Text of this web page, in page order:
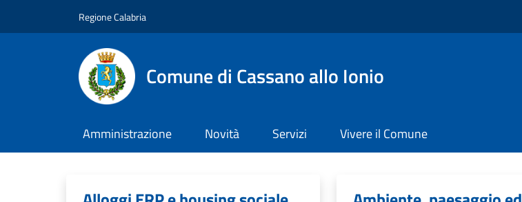
Regione Calabria
Comune di Cassano allo Ionio
Amministrazione Novità Servizi Vivere il Comune